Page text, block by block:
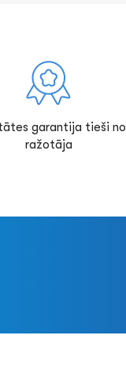
garantija tieši no
ražotāja